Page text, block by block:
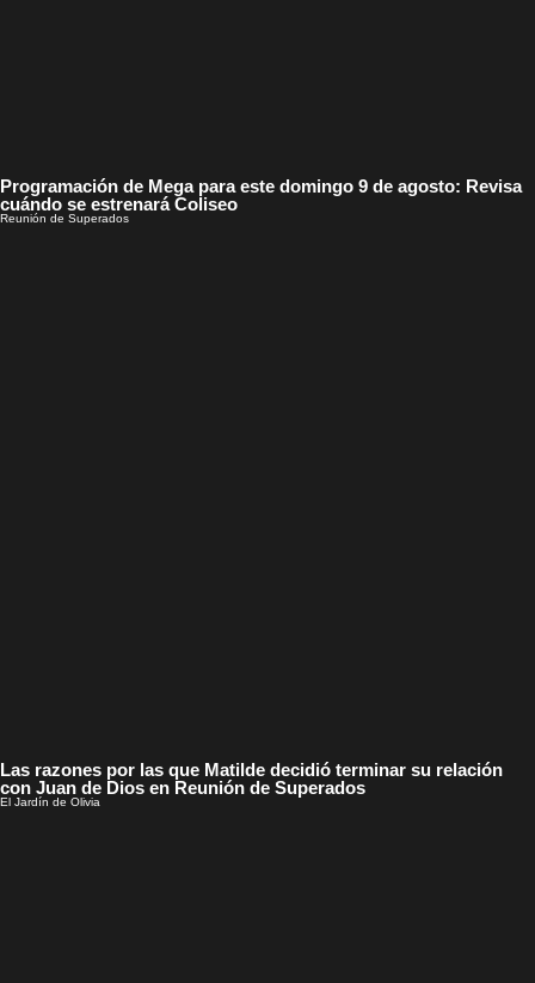
Programación de Mega para este domingo 9 de agosto: Revisa
cuándo se estrenará Coliseo
Reunión de Superados
Las razones por las que Matilde decidió terminar su relación
con Juan de Dios en Reunión de Superados
El Jardín de Olivia